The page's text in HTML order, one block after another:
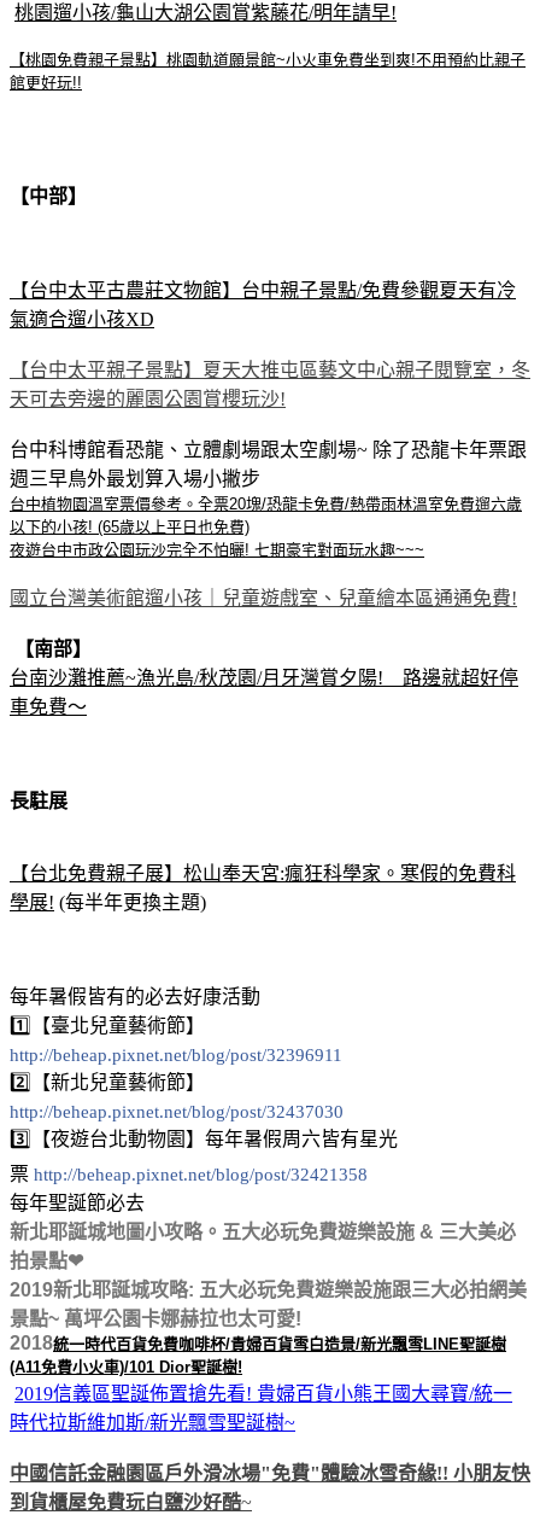
桃園遛小孩/龜山大湖公園賞紫藤花/明年請早!
【桃園免費親子景點】桃園軌道願景館~小火車免費坐到爽!不用預約比親子
館更好玩!!
【中部】
【台中太平古農莊文物館】台中親子景點/免費參觀夏天有冷
氣適合遛小孩XD
【台中太平親子景點】夏天大推屯區藝文中心親子閱覽室，冬
天可去旁邊的麗園公園賞櫻玩沙!
台中科博館看恐龍、立體劇場跟太空劇場~ 除了恐龍卡年票跟
週三早鳥外最划算入場小撇步
台中植物園溫室票價參考。全票20塊/恐龍卡免費/熱帶雨林溫室免費遛六歲
以下的小孩! (65歲以上平日也免費)
夜遊台中市政公園玩沙完全不怕曬! 七期豪宅對面玩水趣~~~
國立台灣美術館遛小孩｜兒童遊戲室、兒童繪本區通通免費!
【南部】
台南沙灘推薦~漁光島/秋茂園/月牙灣賞夕陽! 路邊就超好停
車免費～
長駐展
【台北免費親子展】松山奉天宮:瘋狂科學家。寒假的免費科
學展! (每半年更換主題)
每年暑假皆有的必去好康活動
1️⃣【臺北兒童藝術節】
http://beheap.pixnet.net/blog/post/32396911
2️⃣【新北兒童藝術節】
http://beheap.pixnet.net/blog/post/32437030
3️⃣【夜遊台北動物園】每年暑假周六皆有星光
票 http://beheap.pixnet.net/blog/post/32421358
每年聖誕節必去
新北耶誕城地圖小攻略。五大必玩免費遊樂設施 & 三大美必
拍景點❤
2019新北耶誕城攻略: 五大必玩免費遊樂設施跟三大必拍網美
景點~ 萬坪公園卡娜赫拉也太可愛!
2018統一時代百貨免費咖啡杯/貴婦百貨雪白造景/新光飄雪LINE聖誕樹
(A11免費小火車)/101 Dior聖誕樹!
2019信義區聖誕佈置搶先看! 貴婦百貨小熊王國大尋寶/統一
時代拉斯維加斯/新光飄雪聖誕樹~
中國信託金融園區戶外滑冰場"免費"體驗冰雪奇緣!! 小朋友快
到貨櫃屋免費玩白鹽沙好酷~